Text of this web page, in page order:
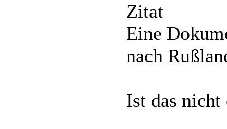
Zitat
Eine
nach
Ist das